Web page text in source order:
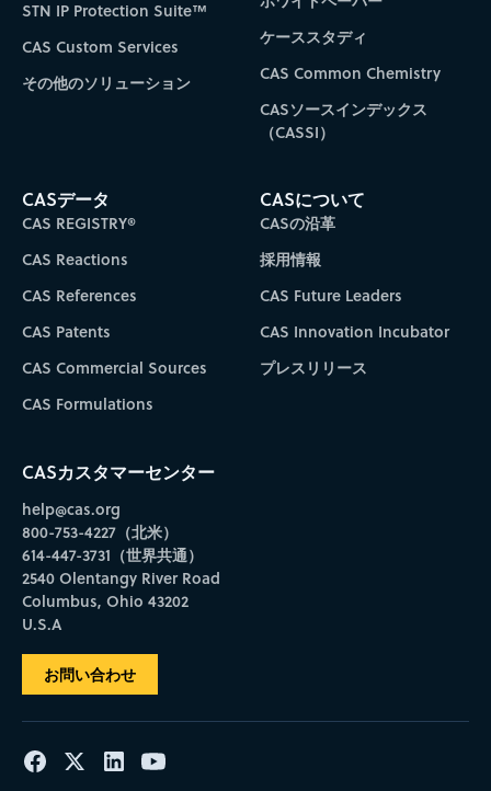
STN IP Protection Suite™
CAS Custom Services
その他のソリューション
ケーススタディ
CAS Common Chemistry
CASソースインデックス
（CASSI）
CASデータ
CAS REGISTRY®
CAS Reactions
CAS References
CAS Patents
CAS Commercial Sources
CAS Formulations
CASについて
CASの沿革
採用情報
CAS Future Leaders
CAS Innovation Incubator
プレスリリース
CASカスタマーセンター
help@cas.org
800-753-4227（北米）
614-447-3731（世界共通）
2540 Olentangy River Road
Columbus, Ohio 43202
U.S.A
お問い合わせ